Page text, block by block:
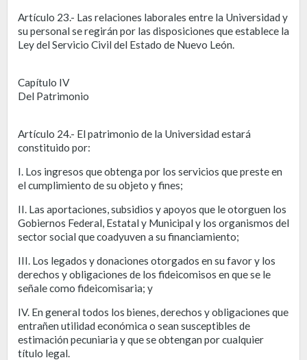
Artículo 23.- Las relaciones laborales entre la Universidad y
su personal se regirán por las disposiciones que establece la
Ley del Servicio Civil del Estado de Nuevo León.
Capítulo IV
Del Patrimonio
Artículo 24.- El patrimonio de la Universidad estará
constituido por:
I. Los ingresos que obtenga por los servicios que preste en
el cumplimiento de su objeto y fines;
II. Las aportaciones, subsidios y apoyos que le otorguen los
Gobiernos Federal, Estatal y Municipal y los organismos del
sector social que coadyuven a su financiamiento;
III. Los legados y donaciones otorgados en su favor y los
derechos y obligaciones de los fideicomisos en que se le
señale como fideicomisaria; y
IV. En general todos los bienes, derechos y obligaciones que
entrañen utilidad económica o sean susceptibles de
estimación pecuniaria y que se obtengan por cualquier
título legal.